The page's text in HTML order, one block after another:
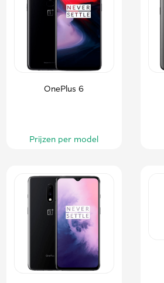
OnePlus 6
Prijzen per model